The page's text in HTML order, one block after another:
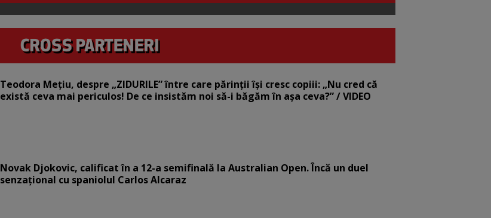
Teodora Mețiu, despre „ZIDURILE” între care părinții își cresc copiii: „Nu cred că
există ceva mai periculos! De ce insistăm noi să-i băgăm în așa ceva?” / VIDEO
Novak Djokovic, calificat în a 12-a semifinală la Australian Open. Încă un duel
senzațional cu spaniolul Carlos Alcaraz